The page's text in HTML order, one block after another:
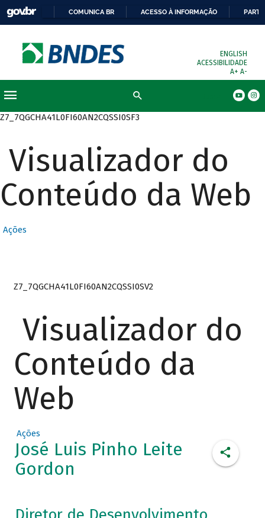
COMUNICA BR ACESSO À INFORMAÇÃO
ENGLISH
ACESSIBILIDADE
A+ A-
Z7_7QGCHA41L0FI60AN2CQSSI0SF3
Visualizador do
Conteúdo da Web
Ações
Z7_7QGCHA41L0FI60AN2CQSSI0SV2
Visualizador do
Conteúdo da
Web
Ações
José Luis Pinho Leite
Gordon